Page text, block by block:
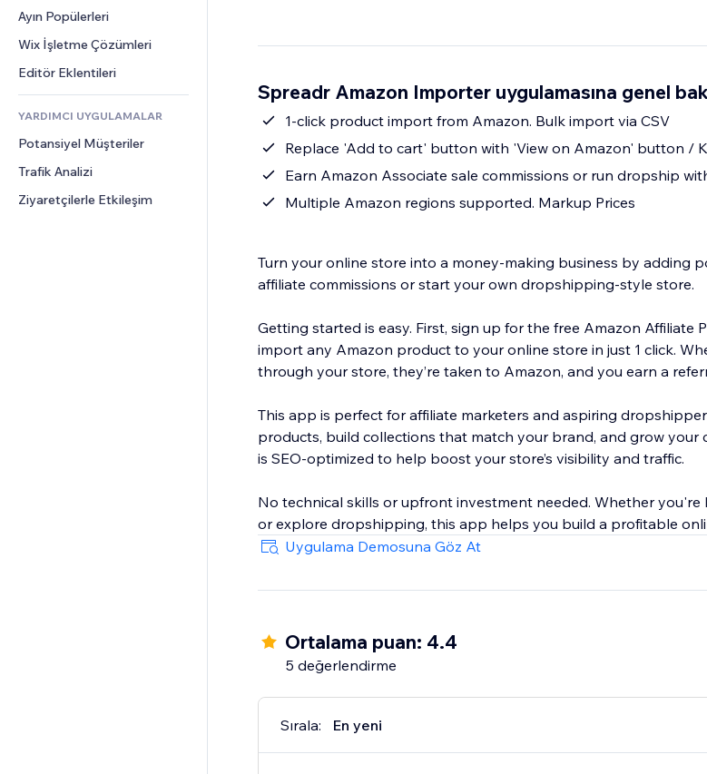
Dosya Paylaşımı
Haberler
Düğmeler ve Menüler
Afişler ve Rozetler
Hesap Makineleri
Arama
Hava Durumu
Grafik ve Tablolar
Yorumlar
Telefon
Topluluk
Değerlendirmeler ve Müşteri
Ayın Popülerleri
Wix İşletme Çözümleri
Editör Eklentileri
YARDIMCI UYGULAMALAR
Potansiyel Müşteriler
Trafik Analizi
Ziyaretçilerle Etkileşim
Spreadr Amazon Importer uygulamasına genel
1-click product import from Amazon. Bulk import via CSV
Replace 'Add to cart' button with 'View on Amazon' button /
Earn Amazon Associate sale commissions or run dropship
Multiple Amazon regions supported. Markup Prices
Turn your online store into a money-making business by adding
affiliate commissions or start your own dropshipping-style store.
Getting started is easy. First, sign up for the free Amazon Affiliate
import any Amazon product to your online store in just 1 click.
through your store, they’re taken to Amazon, and you earn a
This app is perfect for affiliate marketers and aspiring
products, build collections that match your brand, and grow your
is SEO-optimized to help boost your store’s visibility and traffic.
No technical skills or upfront investment needed. Whether you're
or explore dropshipping, this app helps you build a profitable
Uygulama Demosuna Göz At
Ortalama puan: 4.4
5 değerlendirme
Sırala: En yeni